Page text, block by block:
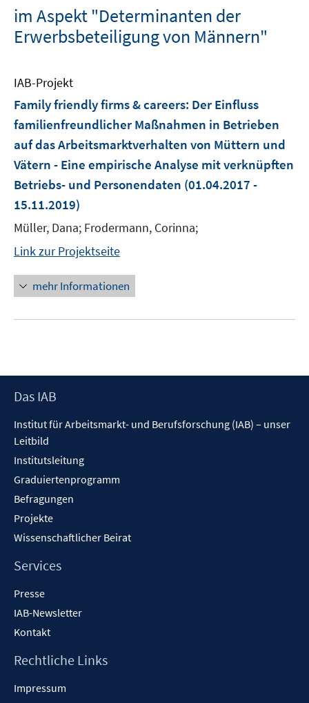
im Aspekt "Determinanten der
Erwerbsbeteiligung von Männern"
IAB-Projekt
Family friendly firms & careers: Der Einfluss
familienfreundlicher Maßnahmen in Betrieben
auf das Arbeitsmarktverhalten von Müttern und
Vätern - Eine empirische Analyse mit verknüpften
Betriebs- und Personendaten (01.04.2017 -
15.11.2019)
Müller, Dana; Frodermann, Corinna;
Link zur Projektseite
mehr Informationen
Footer
Das IAB
Institut für Arbeitsmarkt- und Berufsforschung (IAB) – unser
Leitbild
Institutsleitung
Graduiertenprogramm
Befragungen
Projekte
Wissenschaftlicher Beirat
Services
Presse
IAB-Newsletter
Kontakt
Rechtliche Links
Impressum